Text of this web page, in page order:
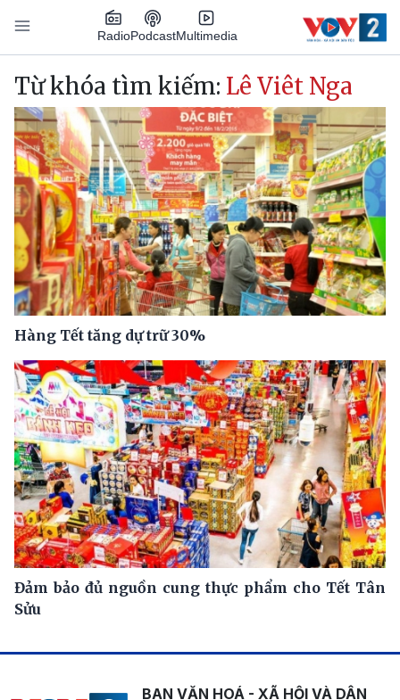
Nhảy đến nội dung
RadioPodcastMultimedia
Main navigation
Từ khóa tìm kiếm: Lê Viêt Nga
Hàng Tết tăng dự trữ 30%
Đảm bảo đủ nguồn cung thực phẩm cho Tết Tân
Sửu
BAN VĂN HOÁ - XÃ HỘI VÀ DÂN